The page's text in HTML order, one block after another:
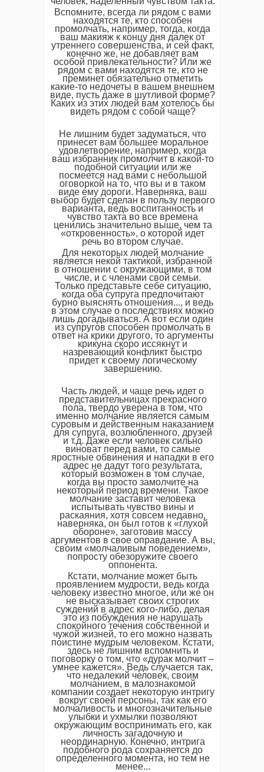
Вспомните, всегда ли рядом с вами
находятся те, кто способен
промолчать, например, тогда, когда
ваш макияж к концу дня далек от
утреннего совершенства, и сей факт,
конечно же, не добавляет вам
особой привлекательности? Или же
рядом с вами находятся те, кто не
преминет обязательно отметить
какие-то недочеты в вашем внешнем
виде, пусть даже в шутливой форме?
Каких из этих людей вам хотелось бы
видеть рядом с собой чаще?
Не лишним будет задуматься, что
принесет вам большее моральное
удовлетворение, например, когда
ваш избранник промолчит в какой-то
подобной ситуации или же
посмеется над вами с небольшой
оговоркой на то, что вы и в таком
виде ему дороги. Наверняка, ваш
выбор будет сделан в пользу первого
варианта, ведь воспитанность и
чувство такта во все времена
ценились значительно выше, чем та
«откровенность», о которой идет
речь во втором случае.
Для некоторых людей молчание
является некой тактикой, избранной
в отношении с окружающими, в том
числе, и с членами свой семьи.
Только представьте себе ситуацию,
когда оба супруга предпочитают
бурно выяснять отношения..., и ведь
в этом случае о последствиях можно
лишь догадываться. А вот если один
из супругов способен промолчать в
ответ на крики другого, то аргументы
крикуна скоро иссякнут и
назревающий конфликт быстро
придет к своему логическому
завершению.
Часть людей, и чаще речь идет о
представительницах прекрасного
пола, твердо уверена в том, что
именно молчание является самым
суровым и действенным наказанием
для супруга, возлюбленного, друзей
и т.д. Даже если человек сильно
виноват перед вами, то самые
яростные обвинения и нападки в его
адрес не дадут того результата,
который возможен в том случае,
когда вы просто замолчите на
некоторый период времени. Такое
молчание заставит человека
испытывать чувство вины и
раскаяния, хотя совсем недавно,
наверняка, он был готов к «глухой
обороне», заготовив массу
аргументов в свое оправдание. А вы,
своим «молчаливым поведением»,
попросту обезоружите своего
оппонента.
Кстати, молчание может быть
проявлением мудрости, ведь когда
человеку известно многое, или же он
не высказывает своих строгих
суждений в адрес кого-либо, делая
это из побуждения не нарушать
спокойного течения собственной и
чужой жизней, то его можно назвать
поистине мудрым человеком. Кстати,
здесь не лишним вспомнить и
поговорку о том, что «дурак молчит –
умнее кажется». Ведь случается так,
что недалекий человек, своим
молчанием, в малознакомой
компании создает некоторую интригу
вокруг своей персоны, так как его
молчаливость и многозначительные
улыбки и ухмылки позволяют
окружающим воспринимать его, как
личность загадочную и
неординарную. Конечно, интрига
подобного рода сохраняется до
определенного момента, но тем не
менее...